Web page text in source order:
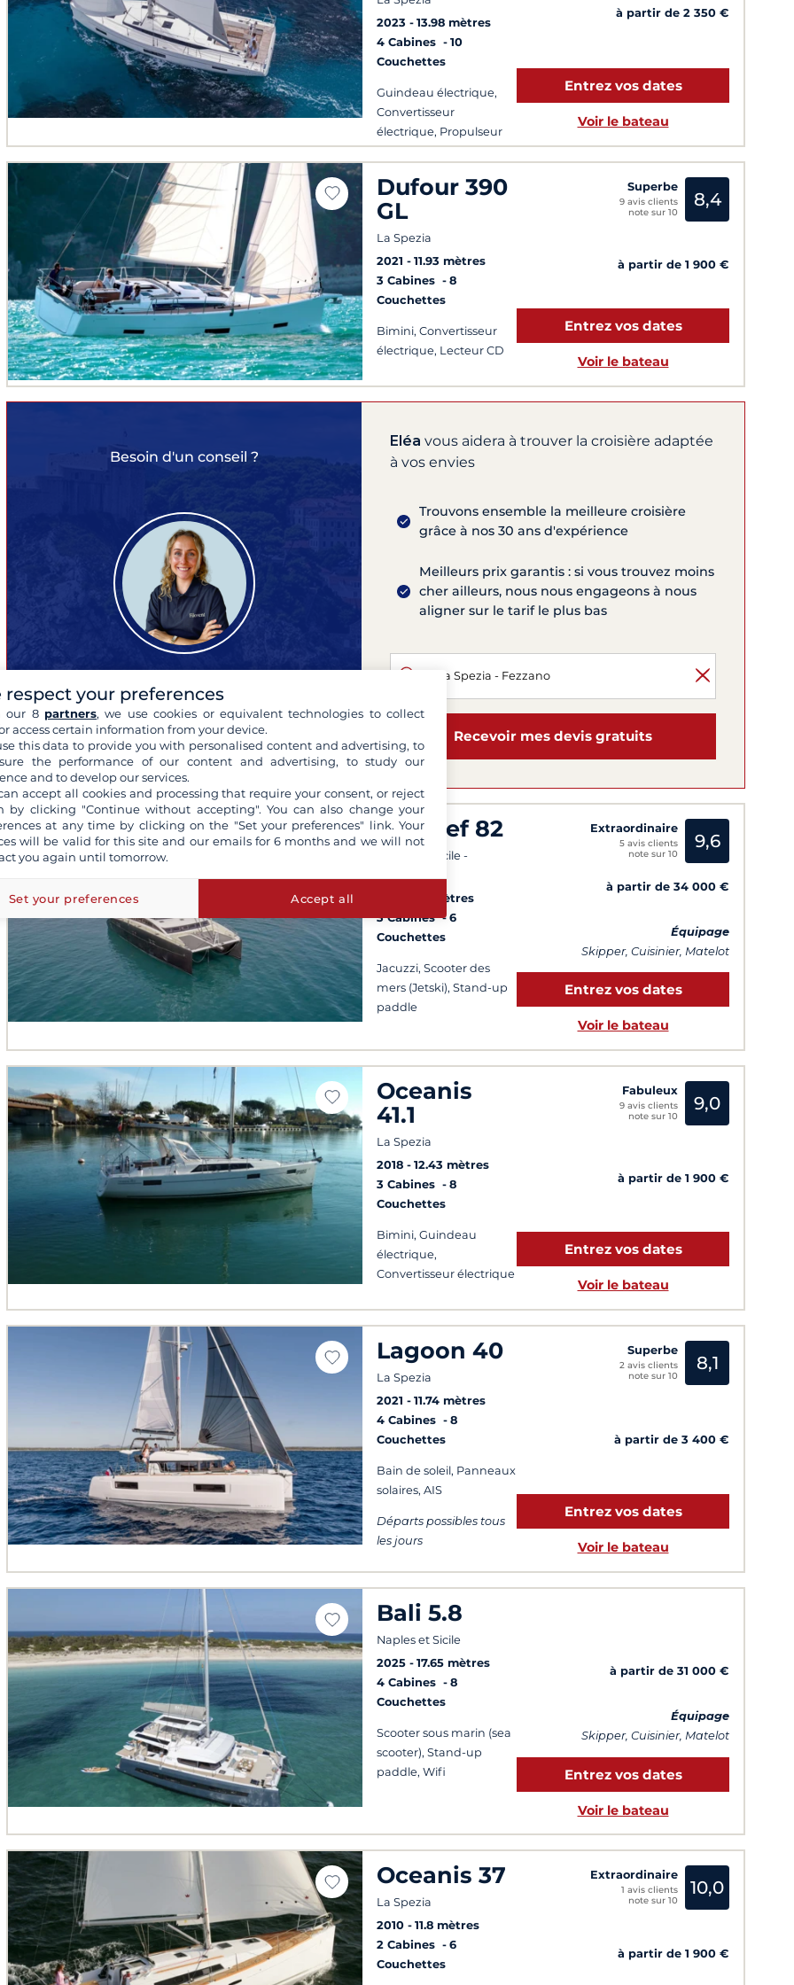
2023
13.98 mètres
4 Cabines
10
Couchettes
Guindeau électrique,
Convertisseur
électrique, Propulseur
d'étrave
à partir de 2 350 €
Entrez vos dates
Voir le bateau
Dufour 390
GL
La Spezia
2021
11.93 mètres
3 Cabines
8
Couchettes
Bimini, Convertisseur
électrique, Lecteur CD
Superbe
9 avis clients
note sur 10
8,4
à partir de 1 900 €
Entrez vos dates
Voir le bateau
Besoin d'un conseil ?
Eléa
experte de vos croisières
Eléa vous aidera à trouver la croisière adaptée
à vos envies
Trouvons ensemble la meilleure croisière
grâce à nos 30 ans d'expérience
Meilleurs prix garantis : si vous trouvez moins
cher ailleurs, nous nous engageons à nous
aligner sur le tarif le plus bas
Recevoir mes devis gratuits
Sunreef 82
Naples et Sicile -
25 mètres
3 Cabines
6
Couchettes
Jacuzzi, Scooter des
mers (Jetski), Stand-up
paddle
Extraordinaire
5 avis clients
note sur 10
9,6
à partir de 34 000 €
Équipage
Skipper, Cuisinier, Matelot
Entrez vos dates
Voir le bateau
Oceanis
41.1
La Spezia
2018
12.43 mètres
3 Cabines
8
Couchettes
Bimini, Guindeau
électrique,
Convertisseur électrique
Fabuleux
9 avis clients
note sur 10
9,0
à partir de 1 900 €
Entrez vos dates
Voir le bateau
Lagoon 40
La Spezia
2021
11.74 mètres
4 Cabines
8
Couchettes
Bain de soleil, Panneaux
solaires, AIS
Départs possibles tous
les jours
Superbe
2 avis clients
note sur 10
8,1
à partir de 3 400 €
Entrez vos dates
Voir le bateau
Bali 5.8
Naples et Sicile
2025
17.65 mètres
4 Cabines
8
Couchettes
Scooter sous marin (sea
scooter), Stand-up
paddle, Wifi
à partir de 31 000 €
Équipage
Skipper, Cuisinier, Matelot
Entrez vos dates
Voir le bateau
Oceanis 37
La Spezia
2010
11.8 mètres
2 Cabines
6
Couchettes
Extraordinaire
1 avis clients
note sur 10
10,0
à partir de 1 900 €
respect your preferences
our 8 partners, we use cookies or equivalent technologies to collect
access certain information from your device.
this data to provide you with personalised content and advertising, to
the performance of our content and advertising, to study our
and to develop our services.
accept all cookies and processing that require your consent, or reject
by clicking "Continue without accepting". You can also change your
at any time by clicking on the "Set your preferences" link. Your
will be valid for this site and our emails for 6 months and we will not
you again until tomorrow.
Set your preferences Accept all